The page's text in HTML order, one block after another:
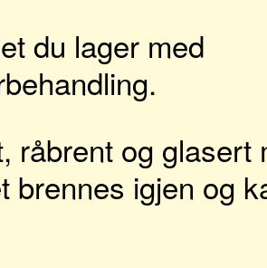
du lager med
råbrent og glasert
brennes igjen og